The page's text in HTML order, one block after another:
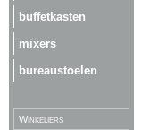
buffetkasten
mixers
bureaustoelen
Winkeliers